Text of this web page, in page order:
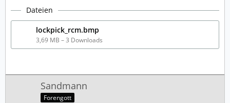
Nichts gegen ihn – ich fände es nur sinnvoll, wenn du
beide Versionen testest, um vergleichen zu können.
Dateien
lockpick_rcm.bmp
3,69 MB – 3 Downloads
Sandmann
Forengott